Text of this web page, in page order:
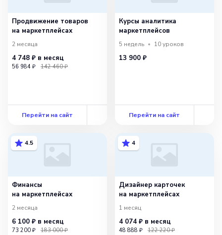
Продвижение товаров
на маркетплейсах
2 месяца
4 748 ₽ в месяц
56 984 ₽ 142 460 ₽
Перейти на сайт
Курсы аналитика
маркетплейсов
5 недель 10уроков
13 900 ₽
Перейти на сайт
4.5
Финансы
на маркетплейсах
2 месяца
6 100 ₽ в месяц
73 200 ₽ 183 000 ₽
4
Дизайнер карточек
на маркетплейсах
1 месяц
4 074 ₽ в месяц
48 888 ₽ 122 220 ₽